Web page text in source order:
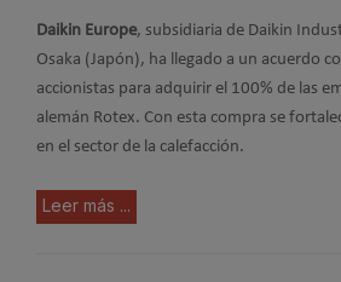
Daikin Europe, subsidiaria de Daikin
Osaka (Japón), ha llegado a un acuerdo
accionistas para adquirir el 100% de las
alemán Rotex. Con esta compra se
en el sector de la calefacción.
Leer más ...